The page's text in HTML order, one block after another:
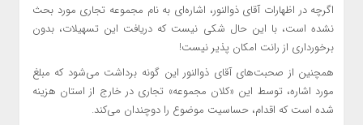
اگرچه در اظهارات آقای ذوالنور، اشاره‌ای به نام مجموعه تجاری مورد بحث
نشده است، با این حال شکی نیست که دریافت این تسهیلات، بدون
برخورداری از رانت امکان پذیر نیست!
همچنین از صحبت‌های آقای ذوالنور این گونه برداشت می‌شود که مبلغ
مورد اشاره، توسط این «کلان مجموعه» تجاری در خارج از استان هزینه
شده است که اقدام، حساسیت موضوع را دوچندان می‌کند.